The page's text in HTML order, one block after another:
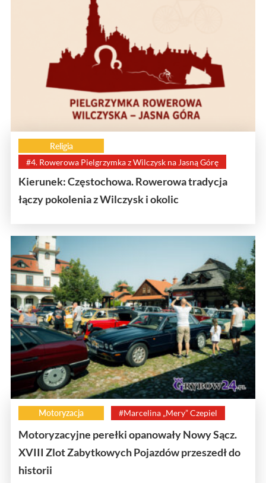
Religia
#4. Rowerowa Pielgrzymka z Wilczysk na Jasną Górę
Kierunek: Częstochowa. Rowerowa tradycja
łączy pokolenia z Wilczysk i okolic
Motoryzacja #Marcelina „Mery” Czepiel
Motoryzacyjne perełki opanowały Nowy Sącz.
XVIII Zlot Zabytkowych Pojazdów przeszedł do
historii